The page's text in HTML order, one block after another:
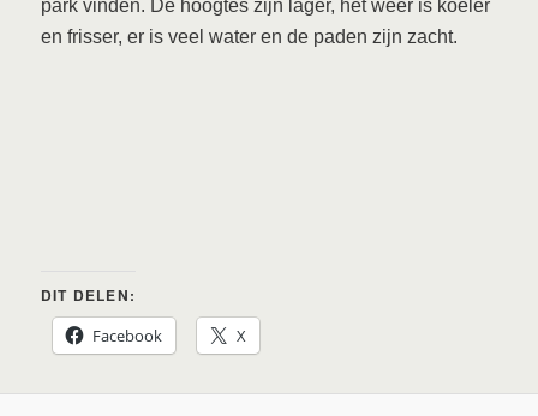
park vinden. De hoogtes zijn lager, het weer is koeler
en frisser, er is veel water en de paden zijn zacht.
DIT DELEN:
Facebook
X